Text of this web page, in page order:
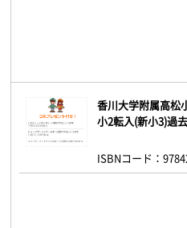
香川大学附属高松
小2転入(新小3)過
ISBNコード：